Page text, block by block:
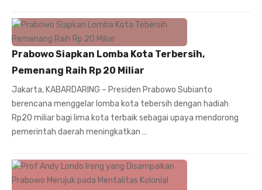
Prabowo Siapkan Lomba Kota Terbersih,
Pemenang Raih Rp 20 Miliar
Jakarta, KABARDARING – Presiden Prabowo Subianto
berencana menggelar lomba kota tebersih dengan hadiah
Rp20 miliar bagi lima kota terbaik sebagai upaya mendorong
pemerintah daerah meningkatkan …